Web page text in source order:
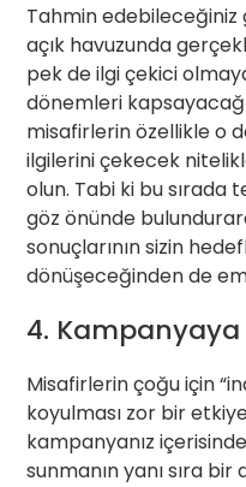
Tahmin edebileceğiniz
açık havuzunda
pek de ilgi çekici
dönemleri
misafirlerin özellikle o
ilgilerini çekecek
olun. Tabi ki bu sırada
göz önünde
sonuçlarının sizin
dönüşeceğinden de
4. Kampanyaya
Misafirlerin çoğu için
koyulması zor bir
kampanyanız
sunmanın yanı sıra bir